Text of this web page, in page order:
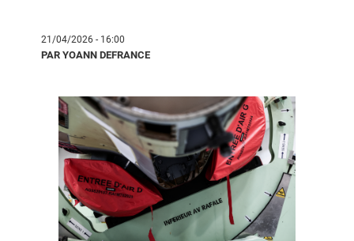
21/04/2026 - 16:00
PAR YOANN DEFRANCE